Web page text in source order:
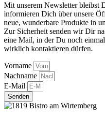
Mit unserem Newsletter bleibst
informieren Dich über unsere
neue, wunderbare Produkte in
Zur Sicherheit senden wir Dir
eine Mail, in der Du noch
wirklich kontaktieren dürfen.
Vorname
Nachname
E-Mail
Senden